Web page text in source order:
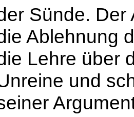
Sünde. Der
Ablehnung
Lehre über
und